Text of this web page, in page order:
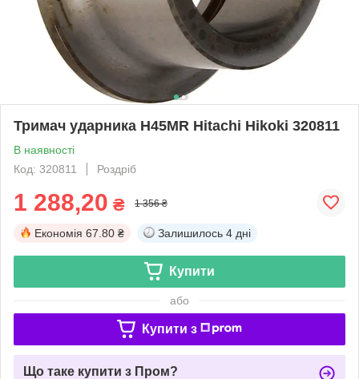
Тримач ударника H45MR Hitachi Hikoki 320811
В наявності
Код: 320811
Роздріб
1 288,20 ₴ 1 356 ₴
Економія 67.80 ₴ Залишилось 4 дні
Купити
або
Купити з
Що таке купити з Пром?